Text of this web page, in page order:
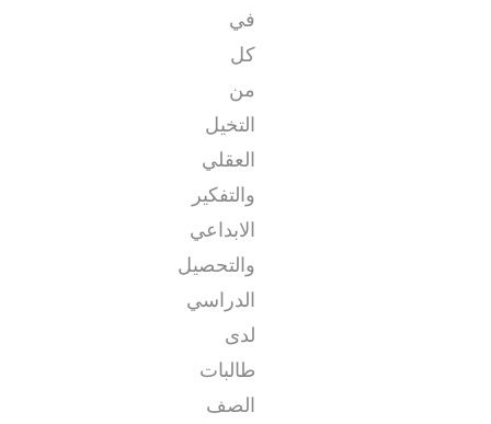
في
كل
من
التخيل
العقلي
والتفكير
الابداعي
والتحصيل
الدراسي
لدى
طالبات
الصف